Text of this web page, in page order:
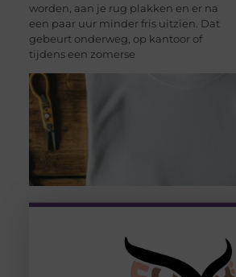
worden, aan je rug plakken en er na
een paar uur minder fris uitzien. Dat
gebeurt onderweg, op kantoor of
tijdens een zomerse